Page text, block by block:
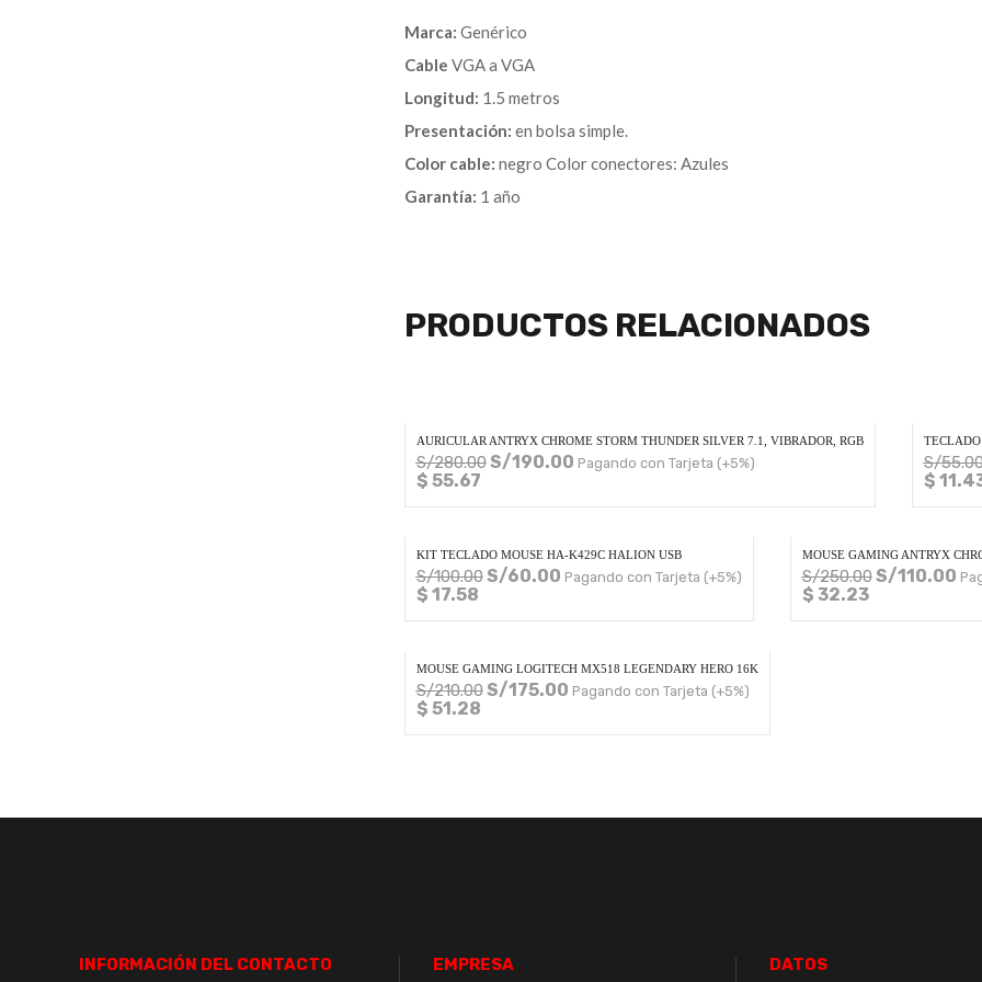
Marca: Genérico
Cable VGA a VGA
Longitud: 1.5 metros
Presentación: en bolsa simple.
Color cable: negro Color conectores: Azules
Garantía: 1 año
PRODUCTOS RELACIONADOS
AURICULAR ANTRYX CHROME STORM THUNDER SILVER 7.1, VIBRADOR, RGB
S/280.00S/190.00 Pagando con Tarjeta (+5%)
$ 55.67
S/
$
KIT TECLADO MOUSE HA-K429C HALION USB
S/100.00S/60.00 Pagando con Tarjeta (+5%)
$ 17.58
MOUSE GAMING ANTRYX
S/250.00S/110.00
$ 32.23
MOUSE GAMING LOGITECH MX518 LEGENDARY HERO 16K
S/210.00S/175.00 Pagando con Tarjeta (+5%)
$ 51.28
INFORMACIÓN DEL CONTACTO EMPRESA DATOS